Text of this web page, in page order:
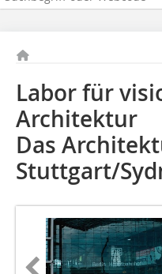
Labor für
Architektur
Das
Stuttgart/